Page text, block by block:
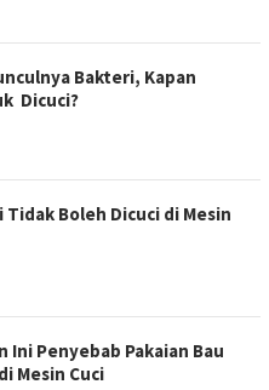
Bakteri, Kapan
Dicuci?
Tidak Boleh Dicuci di Mesin
Ini Penyebab Pakaian Bau
Mesin Cuci